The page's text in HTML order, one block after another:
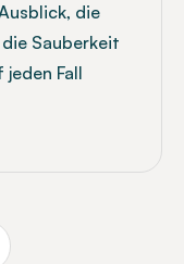
die
Sauberkeit
Fall